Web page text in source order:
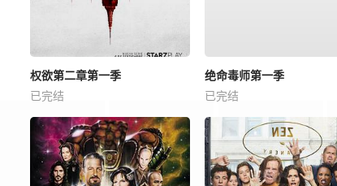
权欲第二章第一季
已完结
绝命毒师第一季
已完结